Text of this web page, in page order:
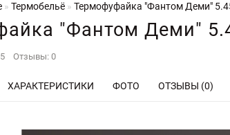
Термобельё Термофуфайка "Фантом Деми"
"Фантом Деми"
Отзывы: 0
ХАРАКТЕРИСТИКИ ФОТО ОТЗЫВЫ (0)